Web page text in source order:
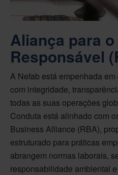
Aliança para
Responsável
A Nefab está empenhada
com integridade,
todas as suas operações
Conduta está alinhado com
Business Alliance (RBA),
estruturado para práticas
abrangem normas laborais,
responsabilidade ambiental